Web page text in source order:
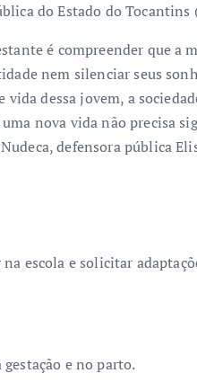
do Estado do Tocantins
é compreender que a
nem silenciar seus
dessa jovem, a
nova vida não precisa
defensora pública
escola e solicitar
e no parto.